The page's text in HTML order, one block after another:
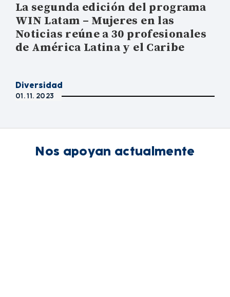
La segunda edición del programa
WIN Latam – Mujeres en las
Noticias reúne a 30 profesionales
de América Latina y el Caribe
Diversidad
01. 11. 2023
Nos apoyan actualmente